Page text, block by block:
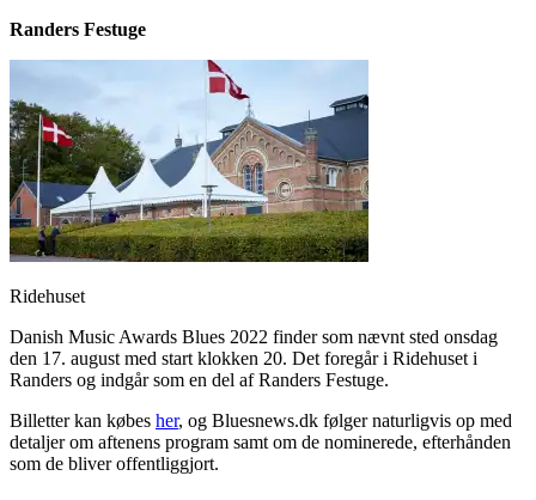
Randers Festuge
Ridehuset
Danish Music Awards Blues 2022 finder som nævnt sted onsdag
den 17. august med start klokken 20. Det foregår i Ridehuset i
Randers og indgår som en del af Randers Festuge.
Billetter kan købes her, og Bluesnews.dk følger naturligvis op med
detaljer om aftenens program samt om de nominerede, efterhånden
som de bliver offentliggjort.